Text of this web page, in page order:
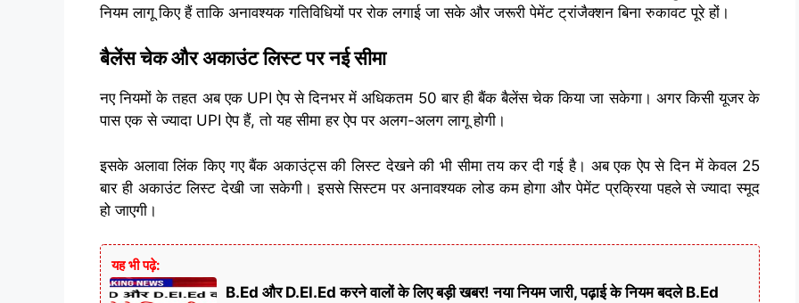
नियम लागू किए हैं ताकि अनावश्यक गतिविधियों पर रोक लगाई जा सके और जरूरी पेमेंट ट्रांजैक्शन बिना रुकावट पूरे हों।
बैलेंस चेक और अकाउंट लिस्ट पर नई सीमा
नए नियमों के तहत अब एक UPI ऐप से दिनभर में अधिकतम 50 बार ही बैंक बैलेंस चेक किया जा सकेगा। अगर किसी यूजर के
पास एक से ज्यादा UPI ऐप हैं, तो यह सीमा हर ऐप पर अलग-अलग लागू होगी।
इसके अलावा लिंक किए गए बैंक अकाउंट्स की लिस्ट देखने की भी सीमा तय कर दी गई है। अब एक ऐप से दिन में केवल 25
बार ही अकाउंट लिस्ट देखी जा सकेगी। इससे सिस्टम पर अनावश्यक लोड कम होगा और पेमेंट प्रक्रिया पहले से ज्यादा स्मूद
हो जाएगी।
यह भी पढ़े:
B.Ed और D.El.Ed करने वालों के लिए बड़ी खबर! नया नियम जारी, पढ़ाई के नियम बदले B.Ed